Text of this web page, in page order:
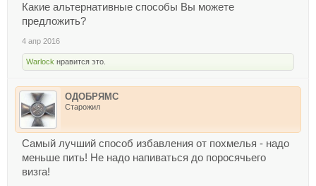
Какие альтернативные способы Вы можете
предложить?
4 апр 2016
Warlock нравится это.
ОДОБРЯМС
Старожил
Самый лучший способ избавления от похмелья - надо
меньше пить! Не надо напиваться до поросячьего
визга!